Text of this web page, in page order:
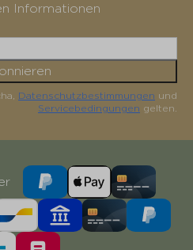
Informationen
Datenschutzbestimmungen und
Servicebedingungen gelten.